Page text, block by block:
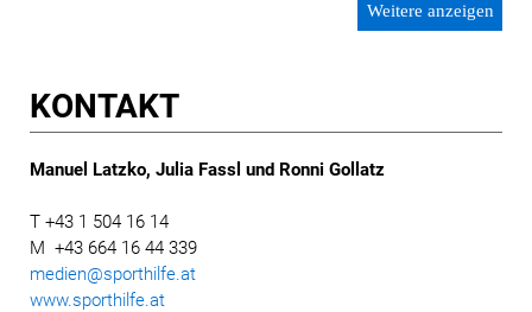
Weitere anzeigen
KONTAKT
Manuel Latzko, Julia Fassl und Ronni Gollatz
T +43 1 504 16 14
M +43 664 16 44 339
medien@sporthilfe.at
www.sporthilfe.at